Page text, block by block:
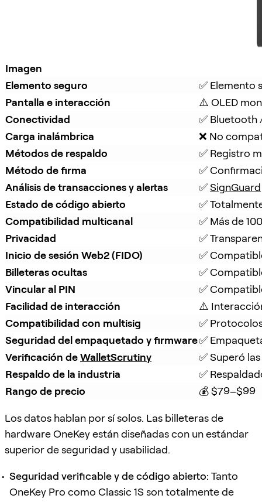
Imagen
Elemento seguro
✅ Elemento
Pantalla e interacción
⚠️ OLED
Conectividad
✅ Bluetooth
Carga inalámbrica
❌ No
Métodos de respaldo
✅ Registro
Método de firma
✅
Análisis de transacciones y alertas
✅ SignGuard
Estado de código abierto
✅
Compatibilidad multicanal
✅ Más de
Privacidad
✅
Inicio de sesión Web2 (FIDO)
✅
Billeteras ocultas
✅
Vincular al PIN
✅
Facilidad de interacción
⚠️
Compatibilidad con multisig
✅
Seguridad del empaquetado y firmware✅
Verificación de WalletScrutiny
✅ Superó
Respaldo de la industria
✅
Rango de precio
💰 $79–$99
Los datos hablan por sí solos. Las billeteras de
hardware OneKey están diseñadas con un estándar
superior de seguridad y usabilidad.
Seguridad verificable y de código abierto: Tanto
OneKey Pro como Classic 1S son totalmente de